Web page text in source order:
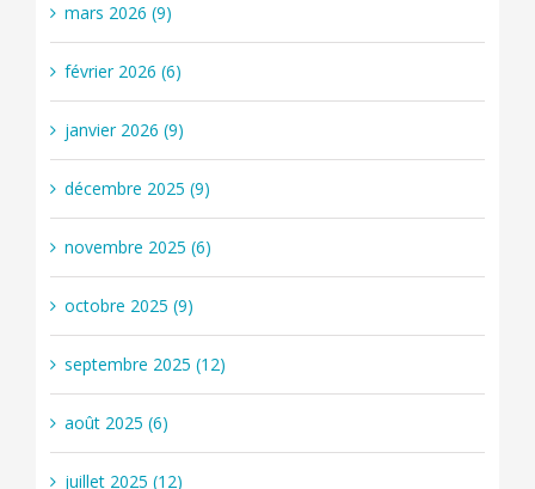
mars 2026 (9)
février 2026 (6)
janvier 2026 (9)
décembre 2025 (9)
novembre 2025 (6)
octobre 2025 (9)
septembre 2025 (12)
août 2025 (6)
juillet 2025 (12)